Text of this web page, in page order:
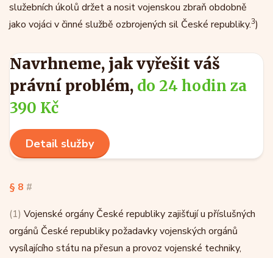
služebních úkolů držet a nosit vojenskou zbraň obdobně
jako vojáci v činné službě ozbrojených sil České republiky.3)
Navrhneme, jak vyřešit váš
právní problém, do 24 hodin za
390 Kč
Detail služby
§ 8 #
(1) Vojenské orgány České republiky zajišťují u příslušných
orgánů České republiky požadavky vojenských orgánů
vysílajícího státu na přesun a provoz vojenské techniky,